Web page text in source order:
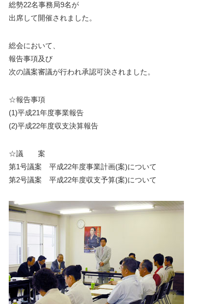
総勢22名事務局9名が
出席して開催されました。
総会において、
報告事項及び
次の議案審議が行われ承認可決されました。
☆報告事項
(1)平成21年度事業報告
(2)平成22年度収支決算報告
☆議 案
第1号議案 平成22年度事業計画(案)について
第2号議案 平成22年度収支予算(案)について